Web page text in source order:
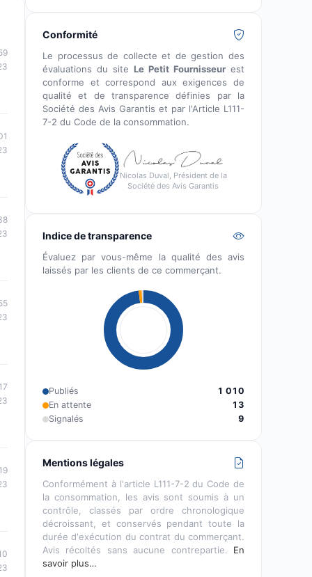
Conformité
Le processus de collecte et de gestion des
évaluations du site Le Petit Fournisseur est
conforme et correspond aux exigences de
qualité et de transparence définies par la
Société des Avis Garantis et par l'Article L111-
7-2 du Code de la consommation.
Nicolas Duval, Président de la
Société des Avis Garantis
Indice de transparence
Évaluez par vous-même la qualité des avis
laissés par les clients de ce commerçant.
Publiés
1 010
En attente
13
Signalés
9
Mentions légales
Conformément à l'article L111-7-2 du Code de
la consommation, les avis sont soumis à un
contrôle, classés par ordre chronologique
décroissant, et conservés pendant toute la
durée d'exécution du contrat du commerçant.
Avis récoltés sans aucune contrepartie. En
savoir plus…